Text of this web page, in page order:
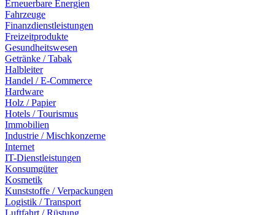
Erneuerbare Energien
Fahrzeuge
Finanzdienstleistungen
Freizeitprodukte
Gesundheitswesen
Getränke / Tabak
Halbleiter
Handel / E-Commerce
Hardware
Holz / Papier
Hotels / Tourismus
Immobilien
Industrie / Mischkonzerne
Internet
IT-Dienstleistungen
Konsumgüter
Kosmetik
Kunststoffe / Verpackungen
Logistik / Transport
Luftfahrt / Rüstung